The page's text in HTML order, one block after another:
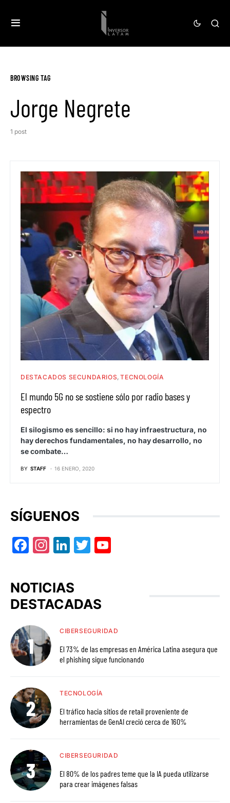
BROWSING TAG
Jorge Negrete
1 post
DESTACADOS SECUNDARIOS TECNOLOGÍA
El mundo 5G no se sostiene sólo por radio bases y
espectro
El silogismo es sencillo: si no hay infraestructura, no
hay derechos fundamentales, no hay desarrollo, no
se combate…
BY STAFF 16 ENERO, 2020
SÍGUENOS
Facebook
Instagram
LinkedIn
Twitter
NOTICIAS
DESTACADAS
CIBERSEGURIDAD
El 73% de las empresas en América Latina asegura que
el phishing sigue funcionando
TECNOLOGÍA
El tráfico hacia sitios de retail proveniente de
herramientas de GenAI creció cerca de 160%
CIBERSEGURIDAD
El 80% de los padres teme que la IA pueda utilizarse
para crear imágenes falsas